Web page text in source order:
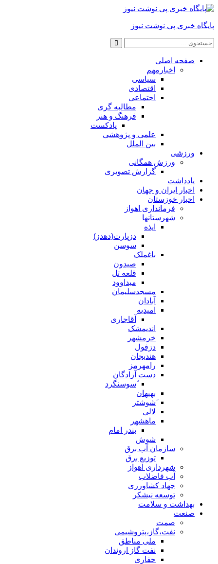
پایگاه خبری پی نوشت نیوز
صفحه اصلی
اخبارمهم
سیاسی
اقتصادی
اجتماعی
مطالبه گری
فرهنگ و هنر
پادکست
علمی و پژوهشی
بین الملل
ورزشی
ورزش همگانی
گزارش تصویری
یادداشت
اخبار ایران و جهان
اخبار خوزستان
فرمانداری اهواز
شهرستانها
ایذه
دزپارت(دهدز)
سوسن
باغملک
صیدون
قلعه تل
میداوود
مسجدسلیمان
آبادان
امیدیه
آقاجاری
اندیمشک
خرمشهر
دزفول
هندیجان
رامهرمز
دست آزادگان
ُسوسنگرد
بهبهان
َشوشتر
لالی
ماهشهر
بندر امام
شوش
سازمان آب برق
توزیع برق
شهرداری اهواز
آب فاضلاب
جهاد کشاورزی
توسعه نیشکر
بهداشت و سلامت
صنعت
صمت
نفت،گاز،پتروشیمی
ملی مناطق
نفت گاز اروندان
حفاری